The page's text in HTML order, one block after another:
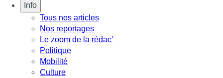
Info
Tous nos articles
Nos reportages
Le zoom de la rédac'
Politique
Mobilité
Culture